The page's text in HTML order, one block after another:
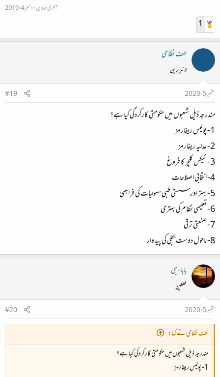
آخری تدوین:دسمبر 4، 2019
1
الف نظامی
لائبریرین
ستمبر 5، 2020
#19
مندرجہ ذیل شعبوں میں حکومتی کارکردگی کیا ہے؟
1- پولیس ریفارمز
2- عدلیہ ریفارمز
3- ٹیکس کلچر کا فروغ
4- انتخابی اصلاحات
5- بہتر اور سستی طبی سہولیات کی فراہمی
6- تعلیمی نظام کی بہتری
7- صنعتی ترقی
8- ماحول دوست بجلی کی پیدوار
بابا-جی
محفلین
ستمبر 5، 2020
#20
الف نظامی نے کہا:
مندرجہ ذیل شعبوں میں حکومتی کارکردگی کیا ہے؟
1- پولیس ریفارمز